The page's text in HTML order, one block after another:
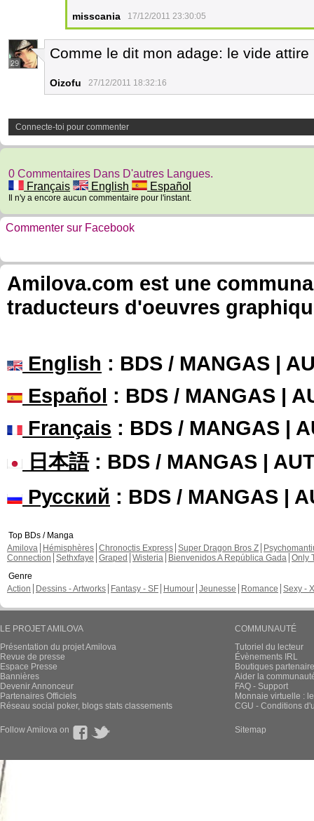
misscania 17/12/2011 23:30:05
29
Comme le dit mon adage: le vide attire
Oizofu 27/12/2011 18:32:16
Connecte-toi pour commenter
0 Commentaires Dans D'autres Langues.
Français
English Español
Il n'y a encore aucun commentaire pour l'instant.
Commenter sur Facebook
Amilova.com est une
traducteurs d'oeuvres
English : BDS / MANGAS |
Español : BDS / MANGAS |
Français : BDS / MANGAS |
日本語: BDS / MANGAS |
Русский : BDS / MANGAS |
Top BDs / Manga
Amilova
Hémisphères Chronoctis Express Super Dragon Bros Z
Connection Sethxfaye Graped Wisteria Bienvenidos A República Gada Only
Genre
Action
Dessins - Artworks Fantasy - SF Humour Jeunesse Romance Sexy -
LE PROJET AMILOVA
Présentation du projet Amilova
Revue de presse
Espace Presse
Bannières
Devenir Annonceur
Partenaires Officiels
Réseau social poker, blogs stats classements
COMMUNAUTÉ
Tutoriel du lecteur
Évènements IRL
Boutiques
Aider la
FAQ - Support
Monnaie virtuelle :
CGU - Conditions
Follow Amilova on Sitemap